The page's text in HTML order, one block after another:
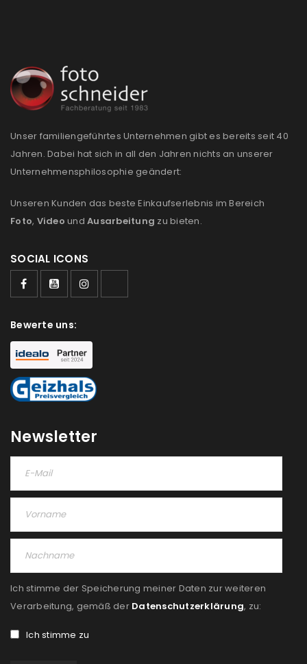
Anmeldeformular geschützt durch
ANMELDEN
PASSWORT VERGESSEN?
Ein Link zum Erstellen eines neuen Passworts wird an
NEWSLETTER ABONNIEREN
Please select all the ways you would like to hear from
us
akzeptiere die
Unser familiengeführtes Unternehmen gibt es bereits seit 40
Jahren. Dabei hat sich in all den Jahren nichts an unserer
Unternehmensphilosophie geändert:
Unseren Kunden das beste Einkaufserlebnis im Bereich
Foto, Video und Ausarbeitung zu bieten.
SOCIAL ICONS
Bewerte uns:
Newsletter
Ich stimme der Speicherung meiner Daten zur weiteren
Verarbeitung, gemäß der Datenschutzerklärung, zu:
Ich stimme zu